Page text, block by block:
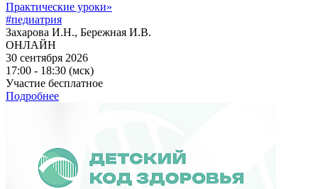
Практические уроки»
#педиатрия
Захарова И.Н., Бережная И.В.
ОНЛАЙН
30 сентября 2026
17:00 - 18:30 (мск)
Участие бесплатное
Подробнее